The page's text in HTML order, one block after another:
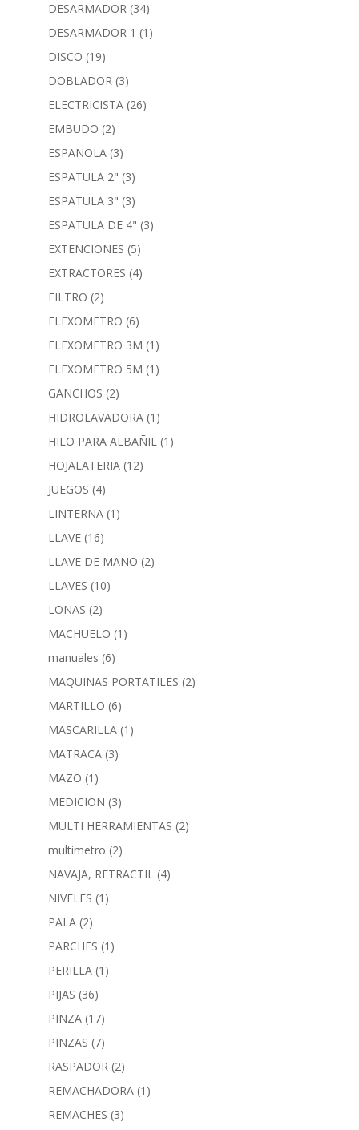
DESARMADOR (34)
DESARMADOR 1 (1)
DISCO (19)
DOBLADOR (3)
ELECTRICISTA (26)
EMBUDO (2)
ESPAÑOLA (3)
ESPATULA 2" (3)
ESPATULA 3" (3)
ESPATULA DE 4" (3)
EXTENCIONES (5)
EXTRACTORES (4)
FILTRO (2)
FLEXOMETRO (6)
FLEXOMETRO 3M (1)
FLEXOMETRO 5M (1)
GANCHOS (2)
HIDROLAVADORA (1)
HILO PARA ALBAÑIL (1)
HOJALATERIA (12)
JUEGOS (4)
LINTERNA (1)
LLAVE (16)
LLAVE DE MANO (2)
LLAVES (10)
LONAS (2)
MACHUELO (1)
manuales (6)
MAQUINAS PORTATILES (2)
MARTILLO (6)
MASCARILLA (1)
MATRACA (3)
MAZO (1)
MEDICION (3)
MULTI HERRAMIENTAS (2)
multimetro (2)
NAVAJA, RETRACTIL (4)
NIVELES (1)
PALA (2)
PARCHES (1)
PERILLA (1)
PIJAS (36)
PINZA (17)
PINZAS (7)
RASPADOR (2)
REMACHADORA (1)
REMACHES (3)